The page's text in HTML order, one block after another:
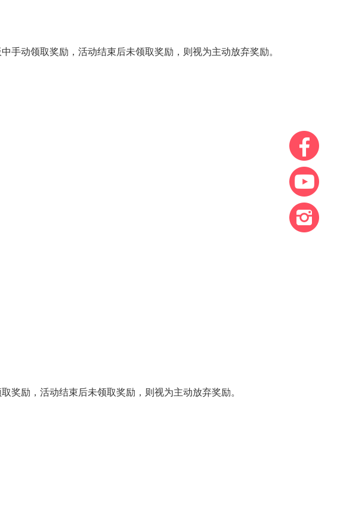
手动领取奖励，活动结束后未领取奖励，则视为主动放弃奖励。
奖励，活动结束后未领取奖励，则视为主动放弃奖励。